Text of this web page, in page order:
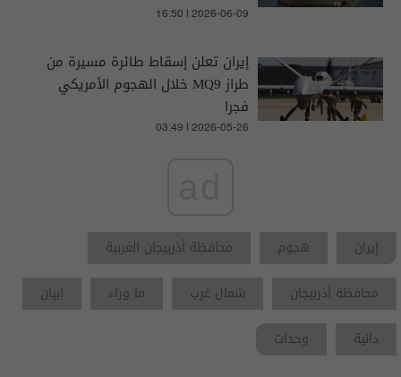
16:50 | 2026-06-09
إيران تعلن إسقاط طائرة مسيرة من
طراز MQ9 خلال الهجوم الأمريكي
فجرا
03:49 | 2026-05-26
إيران هجوم
محافظة أذربيجان الغربية
محافظة أذربيجان
شمال غرب ما وراء
ابيان
دانية
وحدات